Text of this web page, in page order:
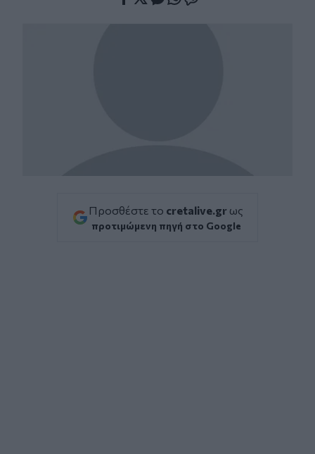
Προσθέστε το cretalive.gr ως
προτιμώμενη πηγή στο Google